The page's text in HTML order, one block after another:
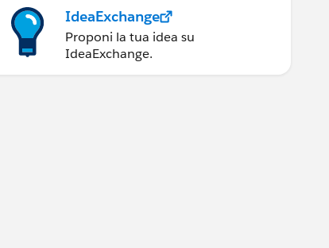
IdeaExchange
Proponi la tua idea su
IdeaExchange.